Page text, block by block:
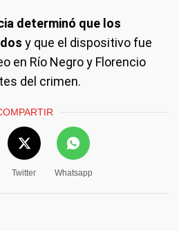
determinó que los
y que el dispositivo fue
en Río Negro y Florencio
del crimen.
Twitter Whatsapp